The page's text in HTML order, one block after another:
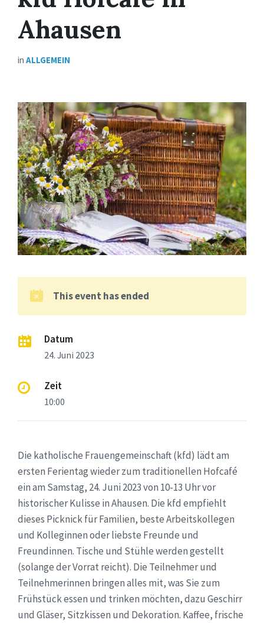
Ahausen
in ALLGEMEIN
This event has ended
Datum
24. Juni 2023
Zeit
10:00
Die katholische Frauengemeinschaft (kfd) lädt am
ersten Ferientag wieder zum traditionellen Hofcafé
ein am Samstag, 24. Juni 2023 von 10-13 Uhr vor
historischer Kulisse in Ahausen. Die kfd empfiehlt
dieses Picknick für Familien, beste Arbeitskollegen
und Kolleginnen oder liebste Freunde und
Freundinnen. Tische und Stühle werden gestellt
(solange der Vorrat reicht). Die Teilnehmer und
Teilnehmerinnen bringen alles mit, was Sie zum
Frühstück essen und trinken möchten, dazu Geschirr
und Gläser, Sitzkissen und Dekoration. Kaffee, frische